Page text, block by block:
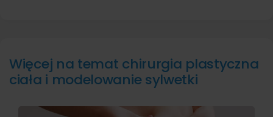
Więcej na temat chirurgia plastyczna
ciała i modelowanie sylwetki